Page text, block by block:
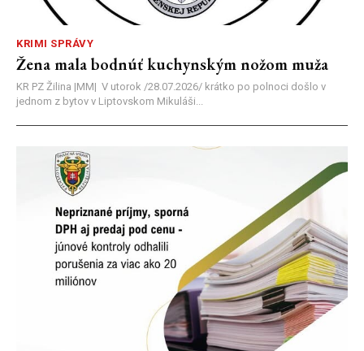
KRIMI SPRÁVY
Žena mala bodnúť kuchynským nožom muža
KR PZ Žilina |MM| V utorok /28.07.2026/ krátko po polnoci došlo v
jednom z bytov v Liptovskom Mikuláši...